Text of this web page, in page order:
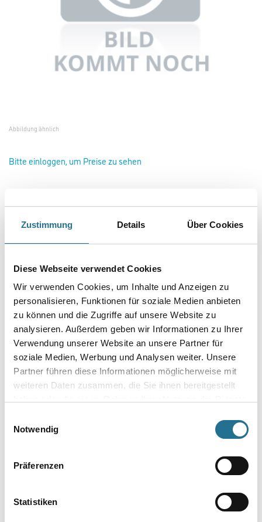
Zustimmung Details Über Cookies
Diese Webseite verwendet Cookies
Wir verwenden Cookies, um Inhalte und Anzeigen zu
personalisieren, Funktionen für soziale Medien anbieten
zu können und die Zugriffe auf unsere Website zu
analysieren. Außerdem geben wir Informationen zu Ihrer
Verwendung unserer Website an unsere Partner für
soziale Medien, Werbung und Analysen weiter. Unsere
Partner führen diese Informationen möglicherweise mit
weiteren Daten zusammen, die Sie ihnen bereitgestellt
Notwendig
Präferenzen
Statistiken
Abbildung ähnlich
Bitte einloggen, um Preise zu sehen
Klauß Dichtungsband Turino-HK 35 35mm x 25m #340
Art-Nr.:4148-000015
Umrechnungsfaktoren
- Einseitig stark klebende: ca. 10 mm breiter Klebestreifen mit
klebefreier Zone (Fingerlift bzw. Streifenbeschichtung)
- Zur Verhinderung von Spannungen und Rissen bei Anschlüssen